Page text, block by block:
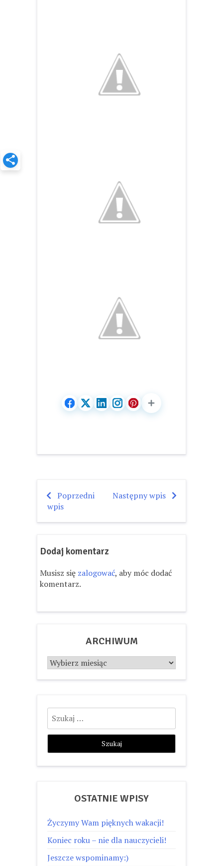
Nawigacja
wpisu
Poprzedni
wpis
Następny wpis
Dodaj komentarz
Musisz się zalogować, aby móc dodać
komentarz.
ARCHIWUM
Archiwum
Szukaj:
OSTATNIE WPISY
Życzymy Wam pięknych wakacji!
Koniec roku – nie dla nauczycieli!
Jeszcze wspominamy:)